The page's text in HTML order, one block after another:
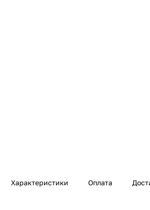
Характеристики Оплата